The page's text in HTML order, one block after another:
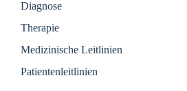
Diagnose
Therapie
Medizinische Leitlinien
Patientenleitlinien